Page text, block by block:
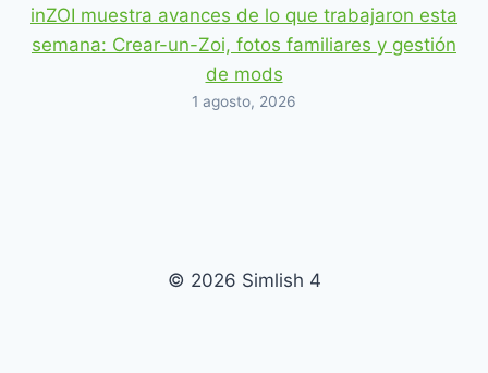
inZOI muestra avances de lo que trabajaron esta
semana: Crear-un-Zoi, fotos familiares y gestión
de mods
1 agosto, 2026
© 2026 Simlish 4